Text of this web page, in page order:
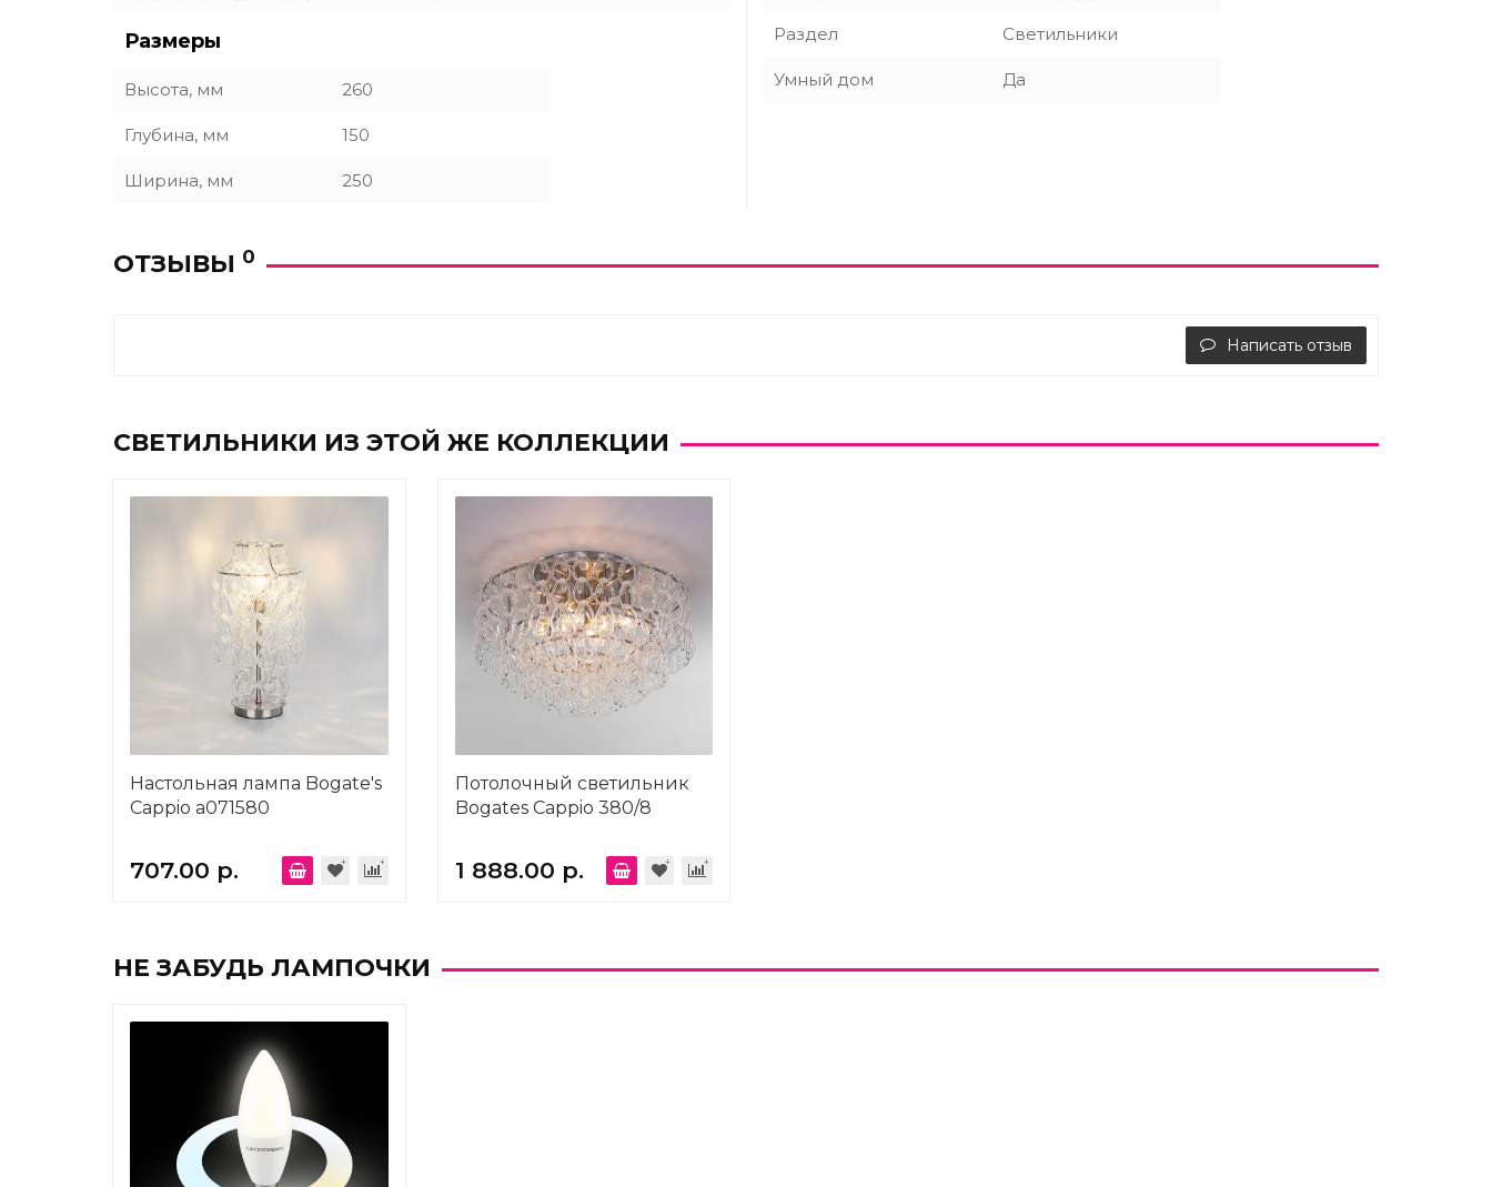
Размеры
Высота, мм 260
Глубина, мм 150
Ширина, мм 250
Раздел Светильники
Умный дом Да
ОТЗЫВЫ 0
Написать отзыв
СВЕТИЛЬНИКИ ИЗ ЭТОЙ ЖЕ КОЛЛЕКЦИИ
Настольная лампа Bogate's
Cappio a071580
707.00 р.
Потолочный светильник
Bogates Cappio 380/8
1 888.00 р.
НЕ ЗАБУДЬ ЛАМПОЧКИ